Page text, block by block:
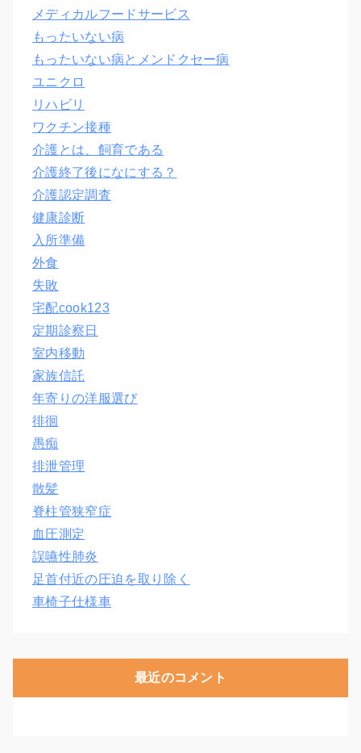
メディカルフードサービス
もったいない病
もったいない病とメンドクセー病
ユニクロ
リハビリ
ワクチン接種
介護とは、飼育である
介護終了後になにする？
介護認定調査
健康診断
入所準備
外食
失敗
宅配cook123
定期診察日
室内移動
家族信託
年寄りの洋服選び
徘徊
愚痴
排泄管理
散髪
脊柱管狭窄症
血圧測定
誤嚥性肺炎
足首付近の圧迫を取り除く
車椅子仕様車
最近のコメント